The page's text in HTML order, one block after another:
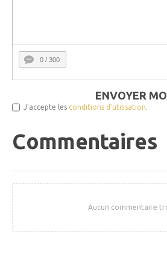
0 / 300
ENVOYER
J'accepte les conditions d'utilisation.
Commentaires
Aucun commentaire